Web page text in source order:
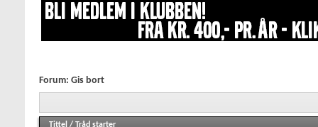
Forum: Gis bort
Tittel / Tråd starter